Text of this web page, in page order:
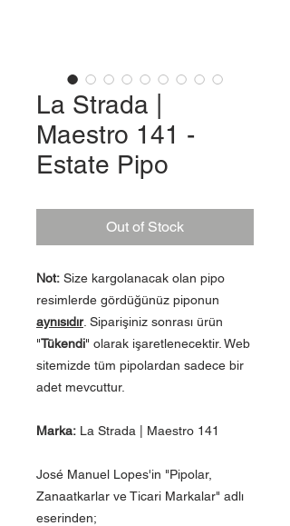
La Strada |
Maestro 141 -
Estate Pipo
Out of Stock
Not: Size kargolanacak olan pipo
resimlerde gördüğünüz piponun
aynısıdır. Siparişiniz sonrası ürün
"Tükendi" olarak işaretlenecektir. Web
sitemizde tüm pipolardan sadece bir
adet mevcuttur.
Marka: La Strada | Maestro 141
José Manuel Lopes'in "Pipolar,
Zanaatkarlar ve Ticari Markalar" adlı
eserinden;